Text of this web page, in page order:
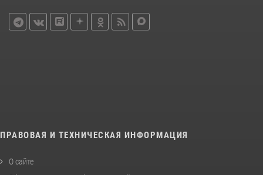
ПРАВОВАЯ И ТЕХНИЧЕСКАЯ ИНФОРМАЦИЯ
О сайте